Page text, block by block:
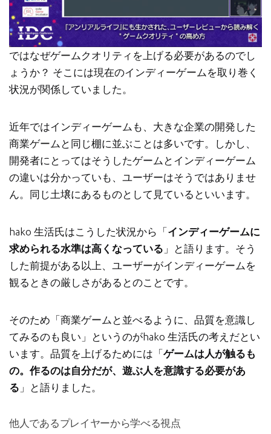
ではなぜゲームクオリティを上げる必要があるのでし
ょうか？ そこには現在のインディーゲームを取り巻く
状況が関係していました。
近年ではインディーゲームも、大きな企業の開発した
商業ゲームと同じ棚に並ぶことは多いです。しかし、
開発者にとってはそうしたゲームとインディーゲーム
の違いは分かっていも、ユーザーはそうではありませ
ん。同じ土壌にあるものとして見ているといいます。
hako 生活氏はこうした状況から「 インディーゲームに
求められる水準は高くなっている 」と語ります。そう
した前提がある以上、ユーザーがインディーゲームを
観るときの厳しさがあるとのことです。
そのため「商業ゲームと並べるように、品質を意識し
てみるのも良い」というのがhako 生活氏の考えだとい
います。品質を上げるためには「 ゲームは人が触るも
の。作るのは自分だが、遊ぶ人を意識する必要があ
る 」と語りました。
他人であるプレイヤーから学べる視点